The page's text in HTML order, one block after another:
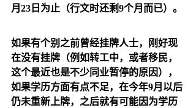
月23日为止（行文时还剩9个月而已）。
如果有个别之前曾经挂牌人士，刚好现
在没有挂牌（例如转工中，或者移民，
这个最近也是不少同业暂停的原因），
如果学历方面有点不足，在今年9月以后
仍未重新上牌，之后就有可能因为学历